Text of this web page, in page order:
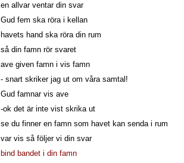
en allvar ventar din svar
Gud fem ska röra i kellan
havets hand ska röra din rum
så din famn rör svaret
ave given famn i vis famn
- snart skriker jag ut om våra samtal!
Gud famnar vis ave
-ok det är inte vist skrika ut
se du finner en famn som havet kan senda i rum
var vis så följer vi din svar
bind bandet i din famn